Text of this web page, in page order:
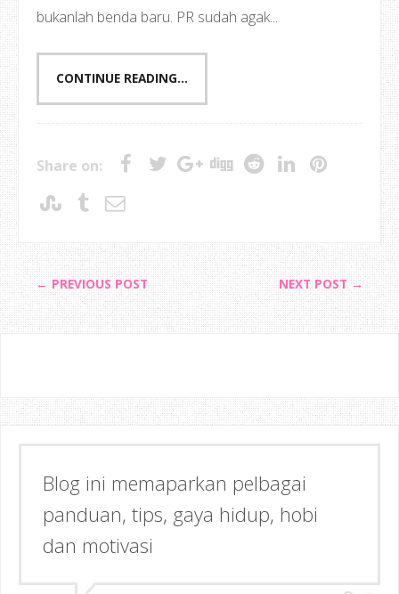
bukanlah benda baru. PR sudah agak...
CONTINUE READING...
Share on:
← PREVIOUS POST NEXT POST →
Blog ini memaparkan pelbagai
panduan, tips, gaya hidup, hobi
dan motivasi